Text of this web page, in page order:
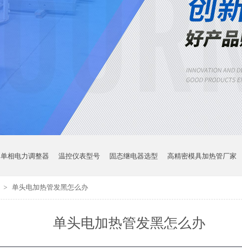
单相电力调整器 温控仪表型号 固态继电器选型 高精密模具加热管厂家
> 单头电加热管发黑怎么办
单头电加热管发黑怎么办